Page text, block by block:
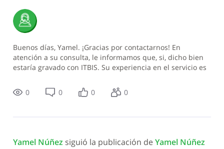
Buenos días, Yamel. ¡Gracias por contactarnos! En
atención a su consulta, le informamos que, si, dicho bien
estaría gravado con ITBIS. Su experiencia en el servicio es
0
0 0 0
Yamel Núñez siguió la publicación de Yamel Núñez